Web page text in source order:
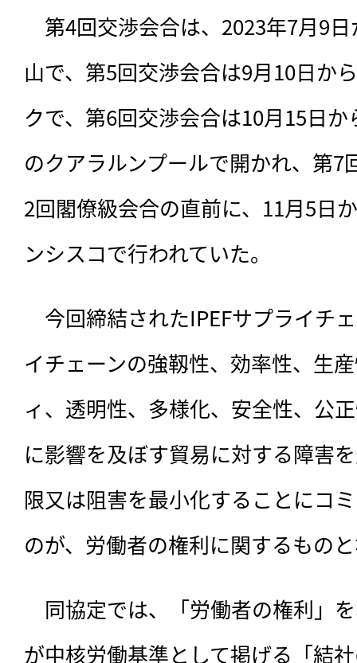
第4回交渉会合は、2023年7月9
山で、第5回交渉会合は9月10日か
クで、第6回交渉会合は10月15日
のクアラルンプールで開かれ、第7
2回閣僚級会合の直前に、11月5日
ンシスコで行われていた。
今回締結されたIPEFサプライチ
イチェーンの強靱性、効率性、生
ィ、透明性、多様化、安全性、公
に影響を及ぼす貿易に対する障害
限又は阻害を最小化することにコ
のが、労働者の権利に関するもの
同協定では、「労働者の権利」
が中核労働基準として掲げる「結